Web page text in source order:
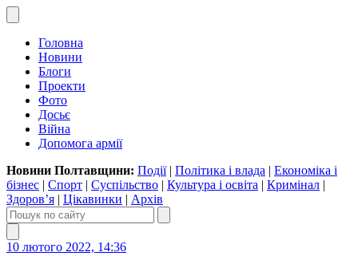
Головна
Новини
Блоги
Проекти
Фото
Досьє
Війна
Допомога армії
Новини Полтавщини: Події| Політика і влада | Економіка і
бізнес | Спорт | Суспільство | Культура і освіта | Кримінал |
Здоров’я | Цікавинки | Архів
10 лютого 2022, 14:36